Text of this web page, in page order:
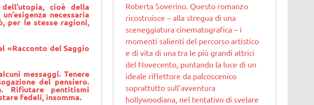
cioè della
necessaria
per le stesse ragioni,
«Racconto del Saggio
messaggi. Tenere
del pensiero.
Rifiutare pentitismi
fedeli, insomma.
Roberta Soverino. Questo romanzo
ricostruisce – alla stregua di una
sceneggiatura cinematogra­fica – i
momenti salienti del percorso artistico
e di vita di una tra le più grandi attrici
del Novecento, puntando la luce di un
ideale riflettore da palcoscenico
soprattutto sull’avventura
hollywoodiana, nel tentativo di svelare